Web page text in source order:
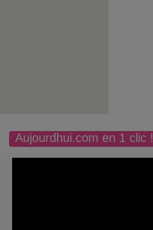
Aujourdhui.com en 1 clic !